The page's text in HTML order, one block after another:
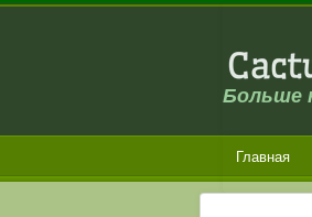
Больше
Главная